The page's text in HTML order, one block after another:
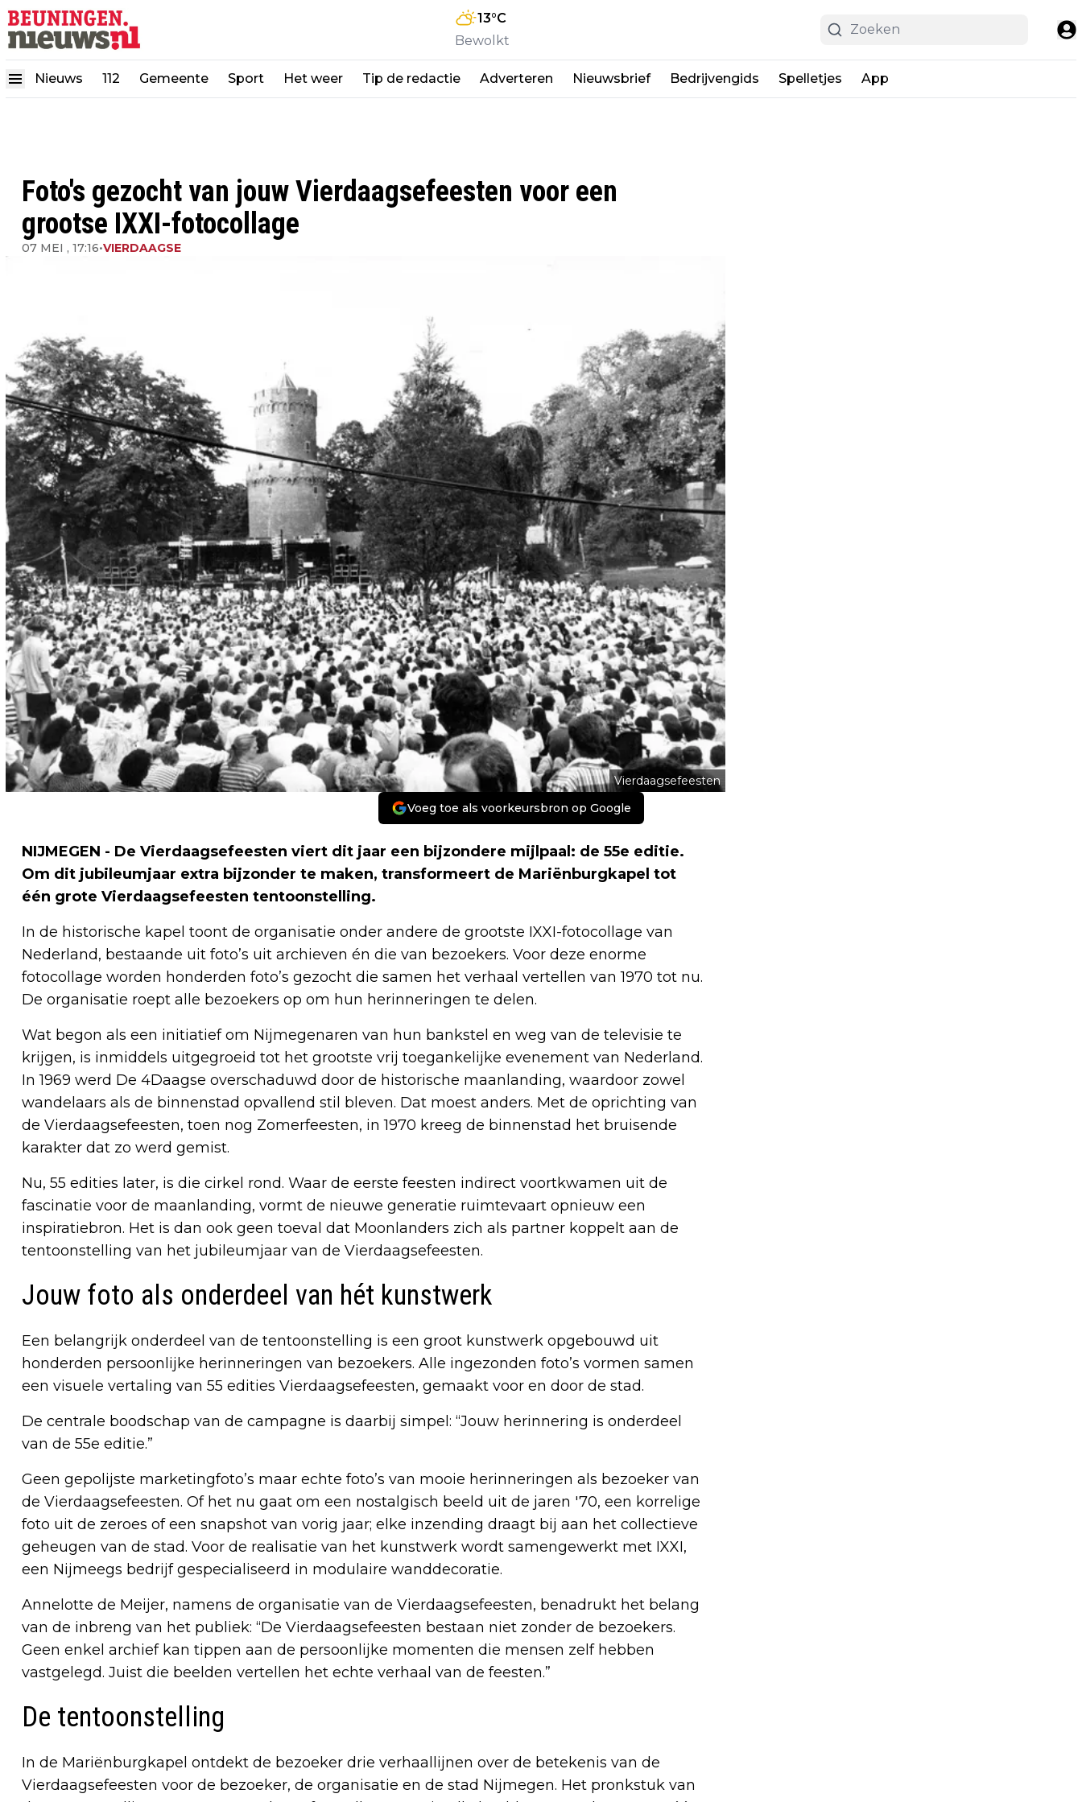
13°C
Bewolkt
Nieuws 112 Gemeente Sport Het weer Tip de redactie Adverteren Nieuwsbrief Bedrijvengids Spelletjes App
Foto's gezocht van jouw Vierdaagsefeesten voor een
grootse IXXI-fotocollage
07 MEI , 17:16•VIERDAAGSE
Vierdaagsefeesten
Voeg toe als voorkeursbron op Google
NIJMEGEN - De Vierdaagsefeesten viert dit jaar een bijzondere mijlpaal: de 55e editie.
Om dit jubileumjaar extra bijzonder te maken, transformeert de Mariënburgkapel tot
één grote Vierdaagsefeesten tentoonstelling.
In de historische kapel toont de organisatie onder andere de grootste IXXI-fotocollage van
Nederland, bestaande uit foto’s uit archieven én die van bezoekers. Voor deze enorme
fotocollage worden honderden foto’s gezocht die samen het verhaal vertellen van 1970 tot nu.
De organisatie roept alle bezoekers op om hun herinneringen te delen.
Wat begon als een initiatief om Nijmegenaren van hun bankstel en weg van de televisie te
krijgen, is inmiddels uitgegroeid tot het grootste vrij toegankelijke evenement van Nederland.
In 1969 werd De 4Daagse overschaduwd door de historische maanlanding, waardoor zowel
wandelaars als de binnenstad opvallend stil bleven. Dat moest anders. Met de oprichting van
de Vierdaagsefeesten, toen nog Zomerfeesten, in 1970 kreeg de binnenstad het bruisende
karakter dat zo werd gemist.
Nu, 55 edities later, is die cirkel rond. Waar de eerste feesten indirect voortkwamen uit de
fascinatie voor de maanlanding, vormt de nieuwe generatie ruimtevaart opnieuw een
inspiratiebron. Het is dan ook geen toeval dat Moonlanders zich als partner koppelt aan de
tentoonstelling van het jubileumjaar van de Vierdaagsefeesten.
Jouw foto als onderdeel van hét kunstwerk
Een belangrijk onderdeel van de tentoonstelling is een groot kunstwerk opgebouwd uit
honderden persoonlijke herinneringen van bezoekers. Alle ingezonden foto’s vormen samen
een visuele vertaling van 55 edities Vierdaagsefeesten, gemaakt voor en door de stad.
De centrale boodschap van de campagne is daarbij simpel: “Jouw herinnering is onderdeel
van de 55e editie.”
Geen gepolijste marketingfoto’s maar echte foto’s van mooie herinneringen als bezoeker van
de Vierdaagsefeesten. Of het nu gaat om een nostalgisch beeld uit de jaren '70, een korrelige
foto uit de zeroes of een snapshot van vorig jaar; elke inzending draagt bij aan het collectieve
geheugen van de stad. Voor de realisatie van het kunstwerk wordt samengewerkt met IXXI,
een Nijmeegs bedrijf gespecialiseerd in modulaire wanddecoratie.
Annelotte de Meijer, namens de organisatie van de Vierdaagsefeesten, benadrukt het belang
van de inbreng van het publiek: “De Vierdaagsefeesten bestaan niet zonder de bezoekers.
Geen enkel archief kan tippen aan de persoonlijke momenten die mensen zelf hebben
vastgelegd. Juist die beelden vertellen het echte verhaal van de feesten.”
De tentoonstelling
In de Mariënburgkapel ontdekt de bezoeker drie verhaallijnen over de betekenis van de
Vierdaagsefeesten voor de bezoeker, de organisatie en de stad Nijmegen. Het pronkstuk van